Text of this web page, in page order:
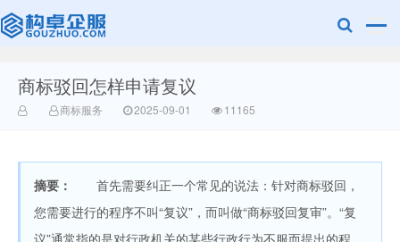
赣州兰之新知
商标驳回怎样申请复议
商标服务 2025-09-01 11165
摘要：
首先需要纠正一个常见的说法：针对商标驳回，
您需要进行的程序不叫“复议”，而叫做“商标驳回复审”。“复
议”通常指的是对行政机关的某些行政行为不服而提出的程